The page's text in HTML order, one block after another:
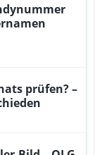
prüfen? –